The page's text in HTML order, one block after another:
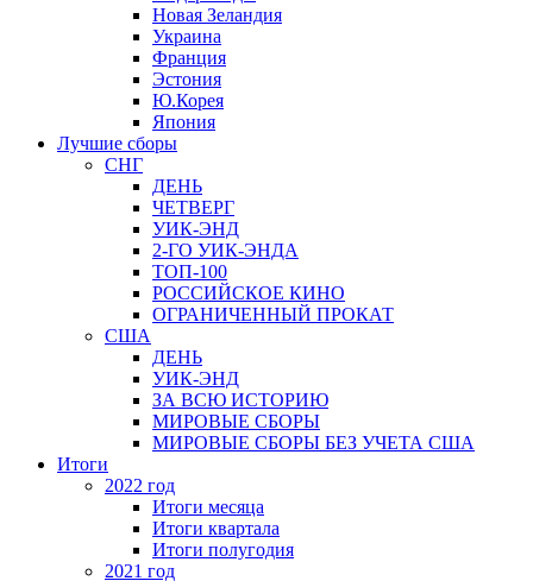
Новая Зеландия
Украина
Франция
Эстония
Ю.Корея
Япония
Лучшие сборы
СНГ
ДЕНЬ
ЧЕТВЕРГ
УИК-ЭНД
2-ГО УИК-ЭНДА
ТОП-100
РОССИЙСКОЕ КИНО
ОГРАНИЧЕННЫЙ ПРОКАТ
США
ДЕНЬ
УИК-ЭНД
ЗА ВСЮ ИСТОРИЮ
МИРОВЫЕ СБОРЫ
МИРОВЫЕ СБОРЫ БЕЗ УЧЕТА США
Итоги
2022 год
Итоги месяца
Итоги квартала
Итоги полугодия
2021 год